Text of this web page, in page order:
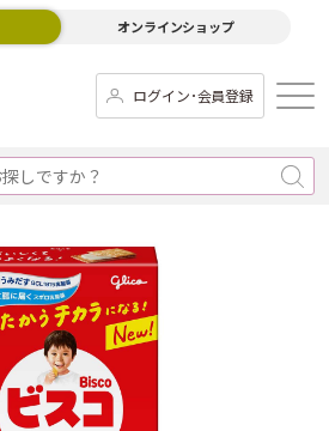
オンラインショップ
ログイン･会員登録